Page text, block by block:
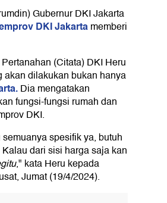
Gubernur DKI Jakarta
DKI Jakartamemberi
(Citata) DKI Heru
dilakukan bukan hanya
Dia mengatakan
fungsi-fungsi rumah dan
DKI.
spesifik ya, butuh
dari sisi harga saja kan
," kata Heru kepada
Jumat (19/4/2024).